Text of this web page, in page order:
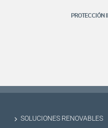
PROTECCIÓN
SOLUCIONES RENOVABLES